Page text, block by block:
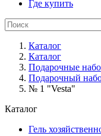
Где купить
Каталог
Каталог
Подарочные
Подарочный
№ 1 "Vesta"
Каталог
Гель